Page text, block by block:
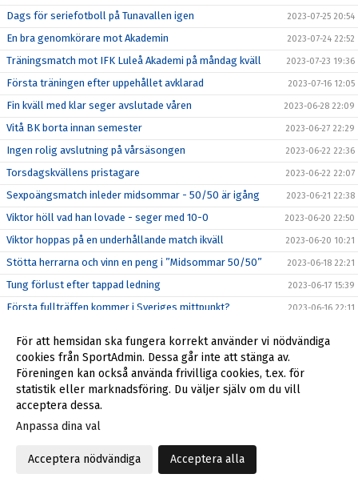
Dags för seriefotboll på Tunavallen igen 2023-07-25 20:54
En bra genomkörare mot Akademin 2023-07-24 22:52
Träningsmatch mot IFK Luleå Akademi på måndag kväll 2023-07-23 19:36
Första träningen efter uppehållet avklarad 2023-07-16 12:05
Fin kväll med klar seger avslutade våren 2023-06-28 22:09
Vitå BK borta innan semester 2023-06-27 22:29
Ingen rolig avslutning på vårsäsongen 2023-06-22 22:36
Torsdagskvällens pristagare 2023-06-22 22:07
Sexpoängsmatch inleder midsommar - 50/50 är igång 2023-06-21 22:38
Viktor höll vad han lovade - seger med 10-0 2023-06-20 22:50
Viktor hoppas på en underhållande match ikväll 2023-06-20 10:21
Stötta herrarna och vinn en peng i ”Midsommar 50/50” 2023-06-18 22:21
Tung förlust efter tappad ledning 2023-06-17 15:39
Första fullträffen kommer i Sveriges mittpunkt? 2023-06-16 22:11
Tufft uppdrag väntar på Gränsvallen 2023-06-14 18:16
Hedersam förlust i semifinalen 2023-06-13 23:17
Andra dragningen i Herrdubbeln
Semifinal mot BBK i Stora Coop Cup
Pristagare vid matchen mot Östersund
För att hemsidan ska fungera korrekt använder vi nödvändiga
cookies från SportAdmin. Dessa går inte att stänga av.
Föreningen kan också använda frivilliga cookies, t.ex. för
statistik eller marknadsföring. Du väljer själv om du vill
acceptera dessa.
Anpassa dina val
Acceptera nödvändiga Acceptera alla